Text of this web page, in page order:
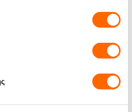
σου αρέσουν